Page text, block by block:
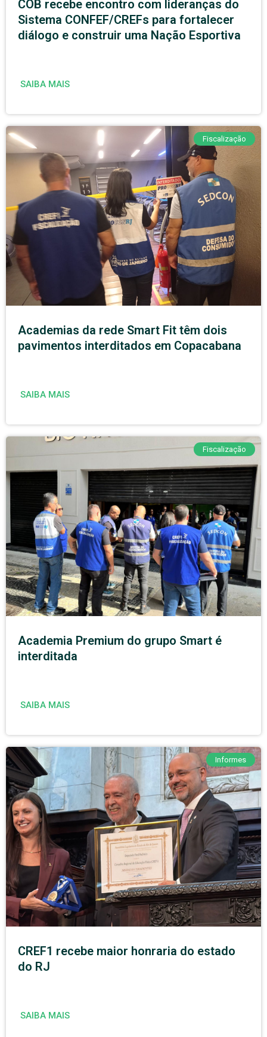
COB recebe encontro com lideranças do
Sistema CONFEF/CREFs para fortalecer
diálogo e construir uma Nação Esportiva
SAIBA MAIS
Fiscalização
Academias da rede Smart Fit têm dois
pavimentos interditados em Copacabana
SAIBA MAIS
Fiscalização
Academia Premium do grupo Smart é
interditada
SAIBA MAIS
Informes
CREF1 recebe maior honraria do estado
do RJ
SAIBA MAIS